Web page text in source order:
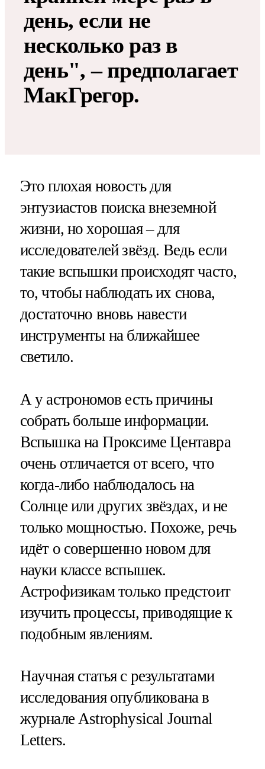
день, если не
несколько раз в
день", – предполагает
МакГрегор.
Это плохая новость для
энтузиастов поиска внеземной
жизни, но хорошая – для
исследователей звёзд. Ведь если
такие вспышки происходят часто,
то, чтобы наблюдать их снова,
достаточно вновь навести
инструменты на ближайшее
светило.
А у астрономов есть причины
собрать больше информации.
Вспышка на Проксиме Центавра
очень отличается от всего, что
когда-либо наблюдалось на
Солнце или других звёздах, и не
только мощностью. Похоже, речь
идёт о совершенно новом для
науки классе вспышек.
Астрофизикам только предстоит
изучить процессы, приводящие к
подобным явлениям.
Научная статья с результатами
исследования опубликована в
журнале Astrophysical Journal
Letters.